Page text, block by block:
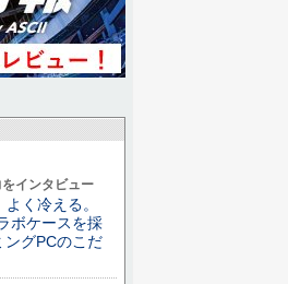
インタビュー
く冷える。
ボケースを採
ングPCのこだ